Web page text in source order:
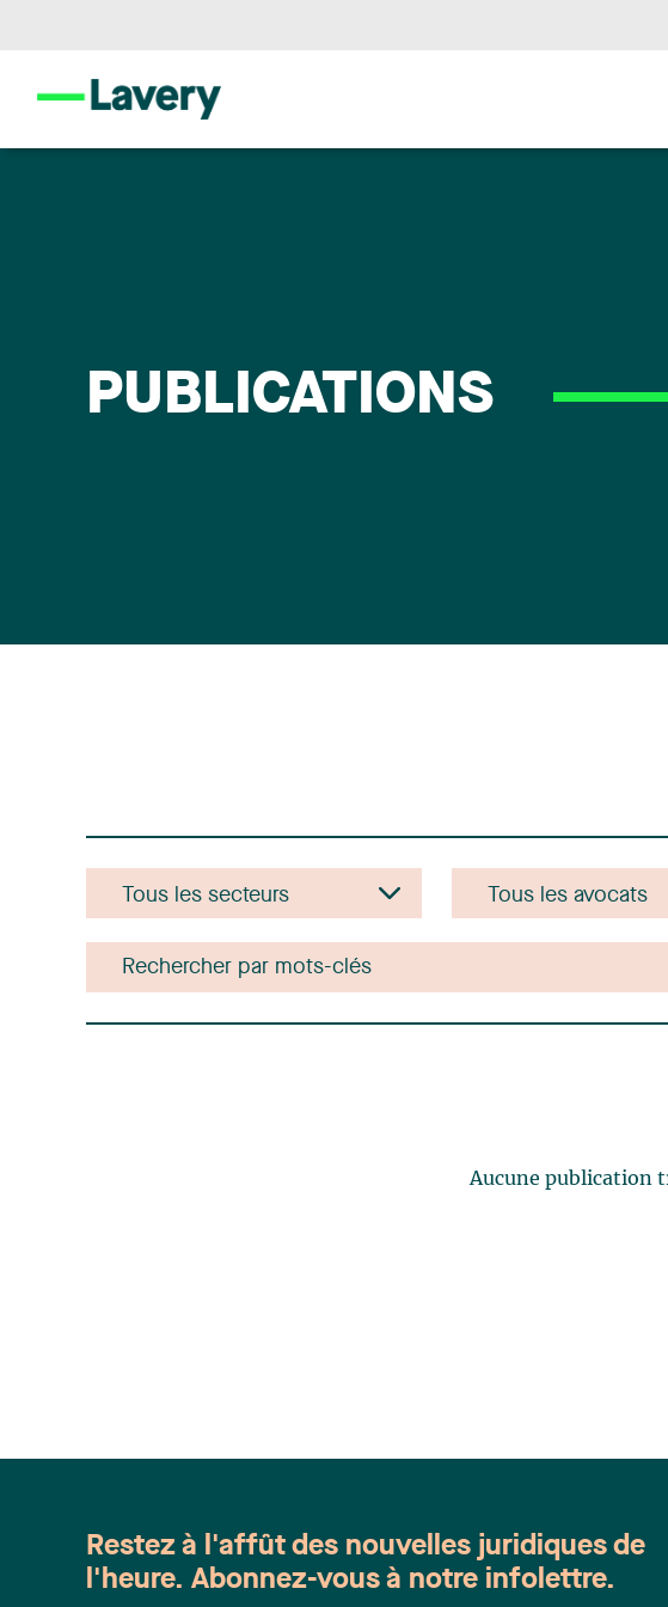
PUBLICATIONS
Aucune publication
Restez à l'affût des nouvelles juridiques de
l'heure. Abonnez-vous à notre infolettre.